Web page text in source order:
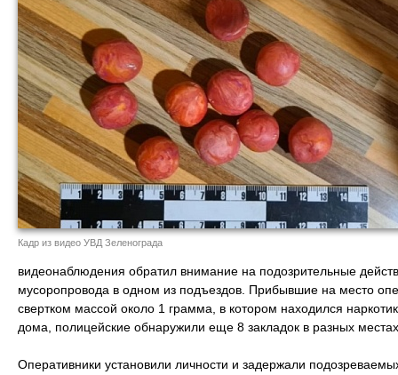
Кадр из видео УВД Зеленограда
видеонаблюдения обратил внимание на подозрительные
мусоропровода в одном из подъездов. Прибывшие на место
свертком массой около 1 грамма, в котором находился
дома, полицейские обнаружили еще 8 закладок в разных
Оперативники установили личности и задержали